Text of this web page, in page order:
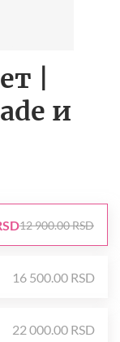
|
и
12 900.00 RSD
16 500.00 RSD
22 000.00 RSD